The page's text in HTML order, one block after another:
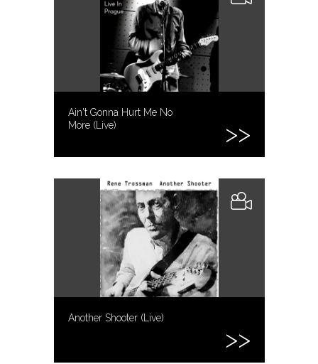
Ain't Gonna Hurt Me No
More (Live)
Another Shooter (Live)